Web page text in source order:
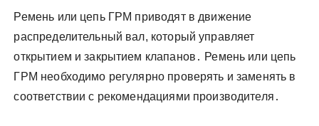
Ремень или цепь ГРМ приводят в движение
распределительный вал, который управляет
открытием и закрытием клапанов․ Ремень или цепь
ГРМ необходимо регулярно проверять и заменять в
соответствии с рекомендациями производителя․